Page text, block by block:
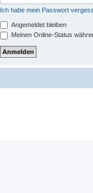
Ich habe mein Passwort
Angemeldet bleiben
Meinen Online-Status